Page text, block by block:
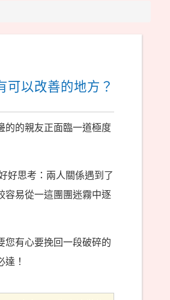
以改善的地方？
的的親友正面臨一道極度
好思考：兩人關係遇到了
容易從一這團團迷霧中逐
您有心要挽回一段破碎的
！